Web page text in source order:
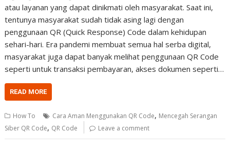
atau layanan yang dapat dinikmati oleh masyarakat. Saat ini,
tentunya masyarakat sudah tidak asing lagi dengan
penggunaan QR (Quick Response) Code dalam kehidupan
sehari-hari. Era pandemi membuat semua hal serba digital,
masyarakat juga dapat banyak melihat penggunaan QR Code
seperti untuk transaksi pembayaran, akses dokumen seperti…
READ MORE
How To Cara Aman Menggunakan QR Code, Mencegah Serangan
Siber QR Code, QR Code Leave a comment